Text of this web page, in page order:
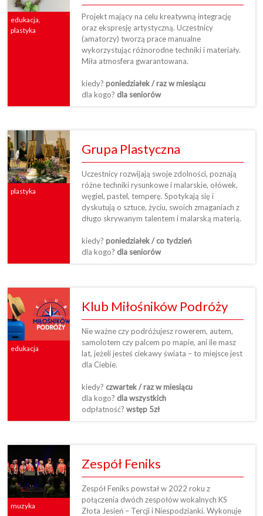
edukacja,
plastyka
Projekt mający na celu kreatywną integrację
oraz ekspresję artystyczną. Uczestnicy
(amatorzy) tworzą prace manualne
wykorzystując różnorodne techniki i materiały.
Miła atmosfera gwarantowana.
kiedy? poniedziałek / raz w miesiącu
dla kogo? dla seniorów
plastyka
Grupa Plastyczna
Uczestnicy rozwijają swoje zdolności, poznają
różne techniki rysunkowe i malarskie, ołówek,
węgiel, pastel, temperę. Spotykają się i
dyskutują o sztuce, życiu, swoich zmaganiach z
długo skrywanym talentem i malarską materią.
kiedy? poniedziałek / co tydzień
dla kogo? dla seniorów
edukacja
Klub Miłośników Podróży
Nie ważne czy podróżujesz rowerem, autem,
samolotem czy palcem po mapie, ani ile masz
lat, jeżeli jesteś ciekawy świata – to miejsce jest
dla Ciebie.
kiedy? czwartek / raz w miesiącu
dla kogo? dla wszystkich
odpłatność? wstęp 5zł
muzyka
Zespół Feniks
Zespół Feniks powstał w 2022 roku z
połączenia dwóch zespołów wokalnych KS
Złota Jesień – Tercji i Niespodzianki. Wykonuje